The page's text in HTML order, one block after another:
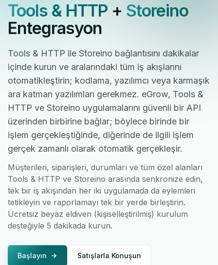
Tools & HTTP+ Storeino
Entegrasyon
Tools & HTTP ile Storeino bağlantısını dakikalar
içinde kurun ve aralarındaki tüm iş akışlarını
otomatikleştirin; kodlama, yazılımcı veya karmaşık
ara katman yazılımları gerekmez. eGrow, Tools &
HTTP ve Storeino uygulamalarını güvenli bir API
üzerinden birbirine bağlar; böylece birinde bir
işlem gerçekleştiğinde, diğerinde de ilgili işlem
gerçek zamanlı olarak otomatik gerçekleşir.
Müşterileri, siparişleri, durumları ve tüm özel alanları
Tools & HTTP ve Storeino arasında senkronize edin,
tek bir iş akışından her iki uygulamada da eylemleri
tetikleyin ve raporlamayı tek bir yerde birleştirin.
Ücretsiz beyaz eldiven (kişiselleştirilmiş) kurulum
desteğiyle 5 dakikada kurun.
Başlayın Satışlarla Konuşun